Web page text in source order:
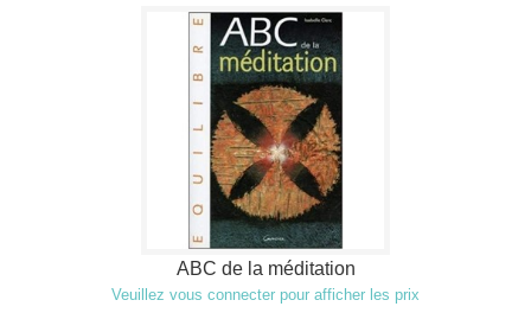
ABC de la méditation
Veuillez vous connecter pour afficher les prix